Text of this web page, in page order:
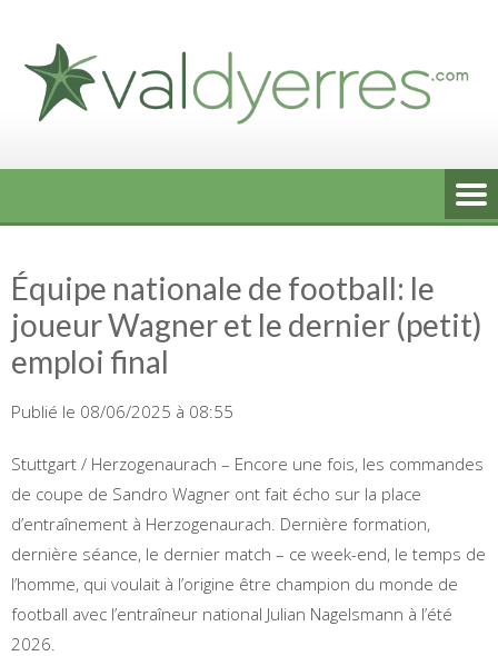
content
Équipe nationale de football: le
joueur Wagner et le dernier (petit)
emploi final
Publié le 08/06/2025 à 08:55
Stuttgart / Herzogenaurach – Encore une fois, les commandes
de coupe de Sandro Wagner ont fait écho sur la place
d’entraînement à Herzogenaurach. Dernière formation,
dernière séance, le dernier match – ce week-end, le temps de
l’homme, qui voulait à l’origine être champion du monde de
football avec l’entraîneur national Julian Nagelsmann à l’été
2026.